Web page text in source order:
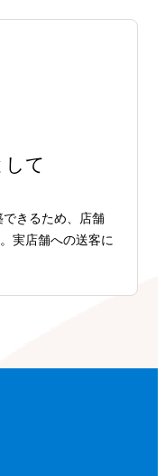
て
できるため、店舗
実店舗への送客に